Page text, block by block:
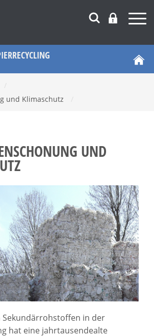
und Klimaschutz
UND
Sekundärrohstoffen in der
hat eine jahrtausendealte